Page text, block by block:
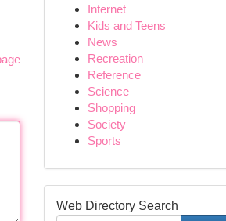
Internet
Kids and Teens
News
Recreation
Reference
Science
Shopping
Society
Sports
Web Directory Search